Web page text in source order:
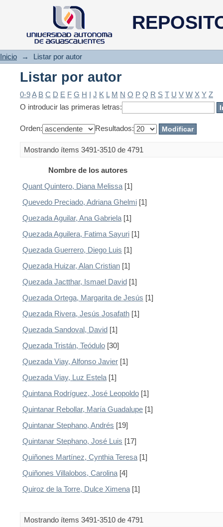
Listar por autor
Inicio → Listar por autor
Listar por autor
0-9A B C D E F G H I J K L M N O P Q R S T U V W X Y Z
O introducir las primeras letras:
Orden: Resultados:
Mostrando ítems 3491-3510 de 4791
Nombre de los autores
Quant Quintero, Diana Melissa [1]
Quevedo Preciado, Adriana Ghelmi [1]
Quezada Aguilar, Ana Gabriela [1]
Quezada Aguilera, Fatima Sayuri [1]
Quezada Guerrero, Diego Luis [1]
Quezada Huizar, Alan Cristian [1]
Quezada Jactthar, Ismael David [1]
Quezada Ortega, Margarita de Jesús [1]
Quezada Rivera, Jesús Josafath [1]
Quezada Sandoval, David [1]
Quezada Tristán, Teódulo [30]
Quezada Viay, Alfonso Javier [1]
Quezada Viay, Luz Estela [1]
Quintana Rodríguez, José Leopoldo [1]
Quintanar Rebollar, María Guadalupe [1]
Quintanar Stephano, Andrés [19]
Quintanar Stephano, José Luis [17]
Quiñones Martínez, Cynthia Teresa [1]
Quiñones Villalobos, Carolina [4]
Quiroz de la Torre, Dulce Ximena [1]
Mostrando ítems 3491-3510 de 4791